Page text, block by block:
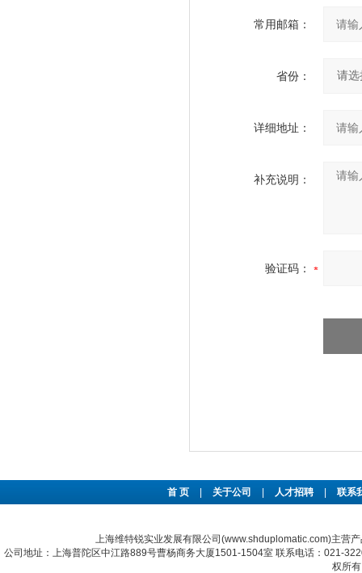
常用邮箱：
省份：
详细地址：
补充说明：
验证码：
首 页 关于公司 人才招聘 联系
上海维特锐实业发展有限公司(www.shduplomatic.com)主营
公司地址：上海普陀区中江路889号曹杨商务大厦1501-1504室 联系电话：021-
权所